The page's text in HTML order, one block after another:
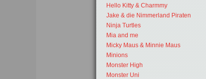
Hello Kitty & Charmmy
Jake & die Nimmerland Piraten
Ninja Turtles
Mia and me
Micky Maus & Minnie Maus
Minions
Monster High
Monster Uni